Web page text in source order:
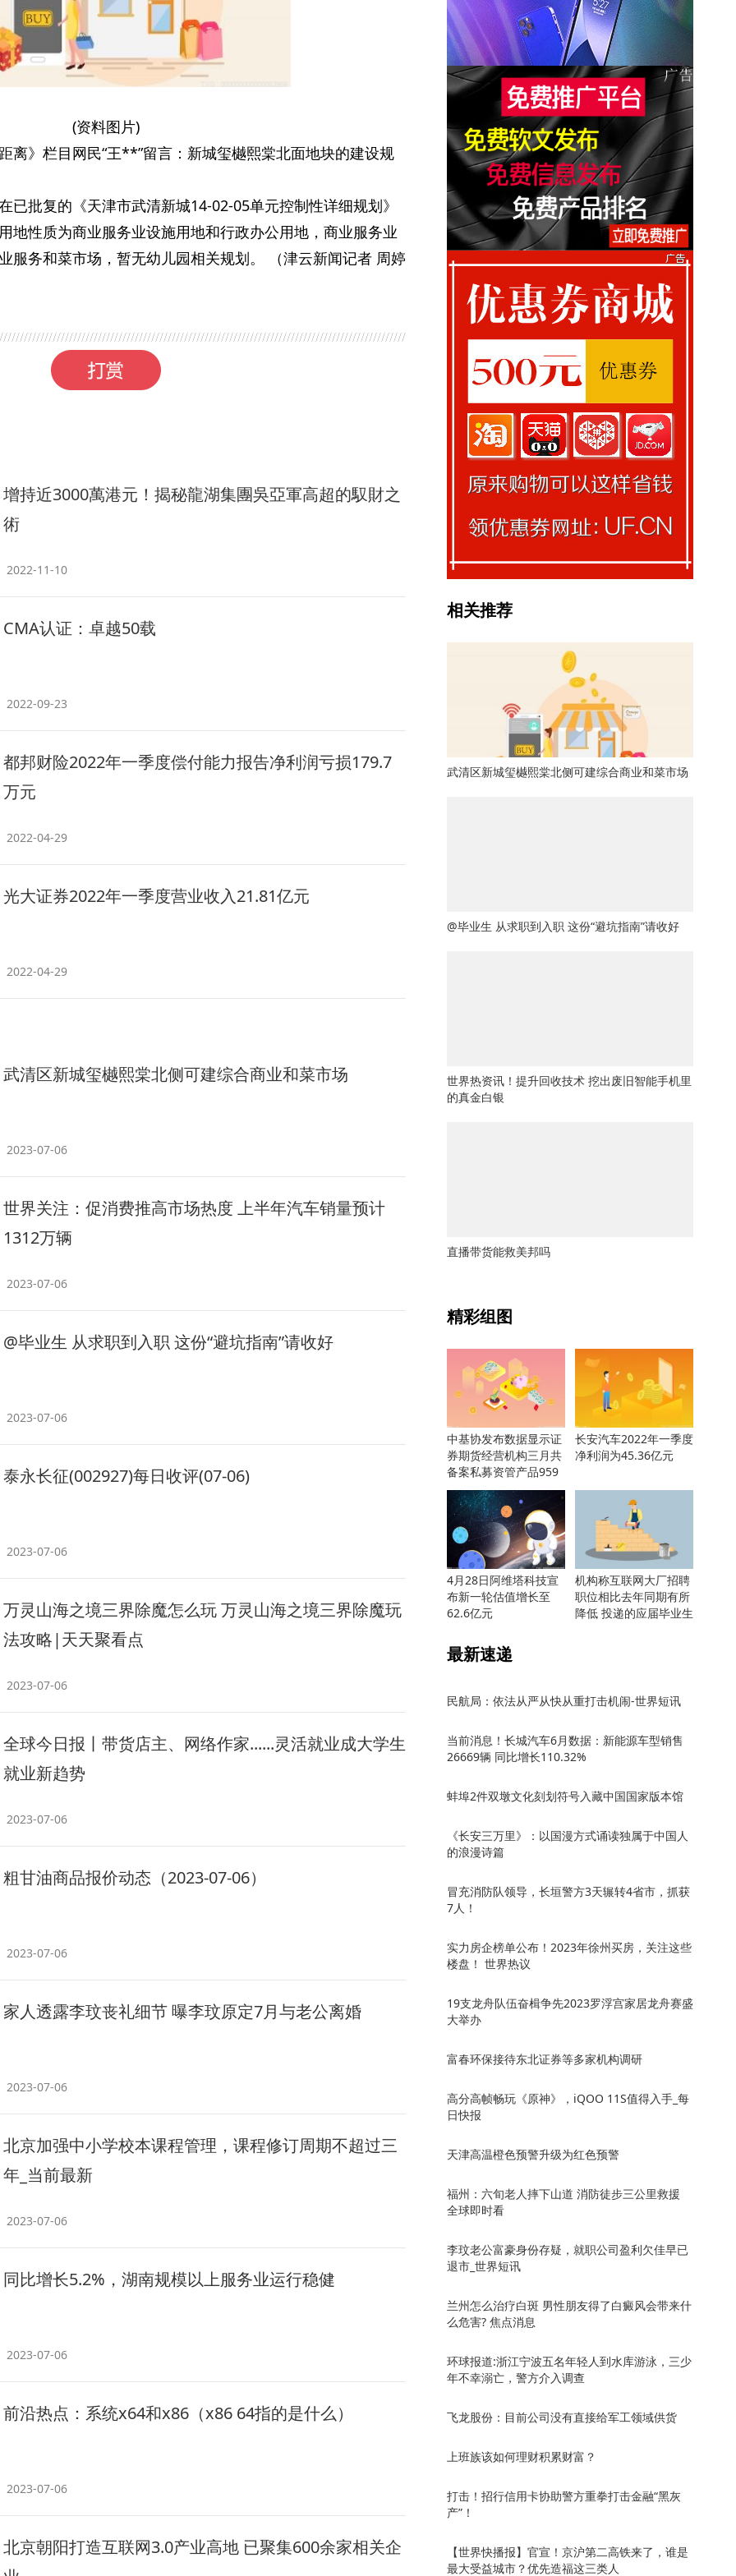
(资料图片)
离》栏目网民“王**”留言：新城玺樾熙棠北面地块的建设规
已批复的《天津市武清新城14-02-05单元控制性详细规划》
地性质为商业服务业设施用地和行政办公用地，商业服务业
服务和菜市场，暂无幼儿园相关规划。 （津云新闻记者 周婷
增持近3000萬港元！揭秘龍湖集團吳亞軍高超的馭財之
術
2022-11-10
CMA认证：卓越50载
2022-09-23
都邦财险2022年一季度偿付能力报告净利润亏损179.7
万元
2022-04-29
光大证券2022年一季度营业收入21.81亿元
2022-04-29
武清区新城玺樾熙棠北侧可建综合商业和菜市场
2023-07-06
世界关注：促消费推高市场热度 上半年汽车销量预计
1312万辆
2023-07-06
@毕业生 从求职到入职 这份“避坑指南”请收好
2023-07-06
泰永长征(002927)每日收评(07-06)
2023-07-06
万灵山海之境三界除魔怎么玩 万灵山海之境三界除魔玩
法攻略|天天聚看点
2023-07-06
全球今日报丨带货店主、网络作家......灵活就业成大学生
就业新趋势
2023-07-06
粗甘油商品报价动态（2023-07-06）
2023-07-06
家人透露李玟丧礼细节 曝李玟原定7月与老公离婚
2023-07-06
北京加强中小学校本课程管理，课程修订周期不超过三
年_当前最新
2023-07-06
同比增长5.2%，湖南规模以上服务业运行稳健
2023-07-06
前沿热点：系统x64和x86（x86 64指的是什么）
2023-07-06
北京朝阳打造互联网3.0产业高地 已聚集600余家相关企
相关推荐
武清区新城玺樾熙棠北侧可建综合商业和菜市场
@毕业生 从求职到入职 这份“避坑指南”请收好
世界热资讯！提升回收技术 挖出废旧智能手机里
的真金白银
直播带货能救美邦吗
精彩组图
中基协发布数据显示证
券期货经营机构三月共
备案私募资管产品959
只
长安汽车2022年一季度
净利润为45.36亿元
4月28日阿维塔科技宣
布新一轮估值增长至
62.6亿元
机构称互联网大厂招聘
职位相比去年同期有所
降低 投递的应届毕业生
最新速递
民航局：依法从严从快从重打击机闹-世界短讯
当前消息！长城汽车6月数据：新能源车型销售
26669辆 同比增长110.32%
蚌埠2件双墩文化刻划符号入藏中国国家版本馆
《长安三万里》：以国漫方式诵读独属于中国人
的浪漫诗篇
冒充消防队领导，长垣警方3天辗转4省市，抓获
7人！
实力房企榜单公布！2023年徐州买房，关注这些
楼盘！ 世界热议
19支龙舟队伍奋楫争先2023罗浮宫家居龙舟赛盛
大举办
富春环保接待东北证券等多家机构调研
高分高帧畅玩《原神》，iQOO 11S值得入手_每
日快报
天津高温橙色预警升级为红色预警
福州：六旬老人摔下山道 消防徒步三公里救援
全球即时看
李玟老公富豪身份存疑，就职公司盈利欠佳早已
退市_世界短讯
兰州怎么治疗白斑 男性朋友得了白癜风会带来什
么危害? 焦点消息
环球报道:浙江宁波五名年轻人到水库游泳，三少
年不幸溺亡，警方介入调查
飞龙股份：目前公司没有直接给军工领域供货
上班族该如何理财积累财富？
打击！招行信用卡协助警方重拳打击金融“黑灰
产”！
【世界快播报】官宣！京沪第二高铁来了，谁是
最大受益城市？优先造福这三类人